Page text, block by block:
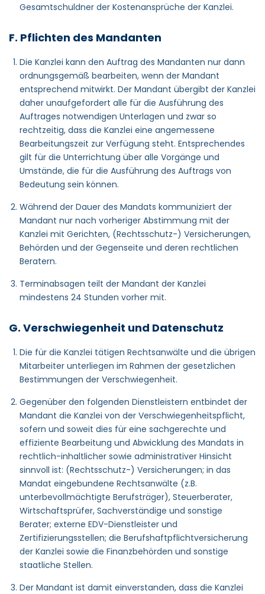
Gesamtschuldner der Kostenansprüche der Kanzlei.
F. Pflichten des Mandanten
Die Kanzlei kann den Auftrag des Mandanten nur dann
ordnungsgemäß bearbeiten, wenn der Mandant
entsprechend mitwirkt. Der Mandant übergibt der Kanzlei
daher unaufgefordert alle für die Ausführung des
Auftrages notwendigen Unterlagen und zwar so
rechtzeitig, dass die Kanzlei eine angemessene
Bearbeitungszeit zur Verfügung steht. Entsprechendes
gilt für die Unterrichtung über alle Vorgänge und
Umstände, die für die Ausführung des Auftrags von
Bedeutung sein können.
Während der Dauer des Mandats kommuniziert der
Mandant nur nach vorheriger Abstimmung mit der
Kanzlei mit Gerichten, (Rechtsschutz-) Versicherungen,
Behörden und der Gegenseite und deren rechtlichen
Beratern.
Terminabsagen teilt der Mandant der Kanzlei
mindestens 24 Stunden vorher mit.
G. Verschwiegenheit und Datenschutz
Die für die Kanzlei tätigen Rechtsanwälte und die übrigen
Mitarbeiter unterliegen im Rahmen der gesetzlichen
Bestimmungen der Verschwiegenheit.
Gegenüber den folgenden Dienstleistern entbindet der
Mandant die Kanzlei von der Verschwiegenheitspflicht,
sofern und soweit dies für eine sachgerechte und
effiziente Bearbeitung und Abwicklung des Mandats in
rechtlich-inhaltlicher sowie administrativer Hinsicht
sinnvoll ist: (Rechtsschutz-) Versicherungen; in das
Mandat eingebundene Rechtsanwälte (z.B.
unterbevollmächtigte Berufsträger), Steuerberater,
Wirtschaftsprüfer, Sachverständige und sonstige
Berater; externe EDV-Dienstleister und
Zertifizierungsstellen; die Berufshaftpflichtversicherung
der Kanzlei sowie die Finanzbehörden und sonstige
staatliche Stellen.
Der Mandant ist damit einverstanden, dass die Kanzlei